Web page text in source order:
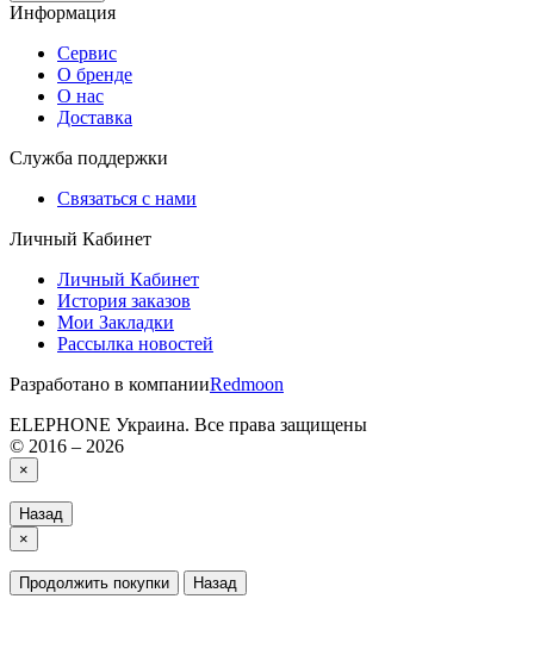
Информация
Сервис
О бренде
О нас
Доставка
Служба поддержки
Связаться с нами
Личный Кабинет
Личный Кабинет
История заказов
Мои Закладки
Рассылка новостей
Разработано в компанииRedmoon
ELEPHONE Украина. Все права защищены
© 2016 – 2026
×
Назад
×
Продолжить покупки Назад